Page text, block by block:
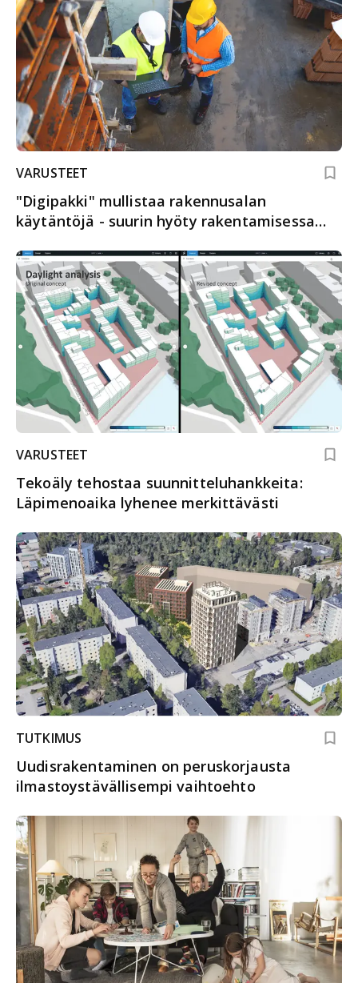
VARUSTEET
"Digipakki" mullistaa rakennusalan
käytäntöjä - suurin hyöty rakentamisessa
VARUSTEET
Tekoäly tehostaa suunnitteluhankkeita:
Läpimenoaika lyhenee merkittävästi
TUTKIMUS
Uudisrakentaminen on peruskorjausta
ilmastoystävällisempi vaihtoehto